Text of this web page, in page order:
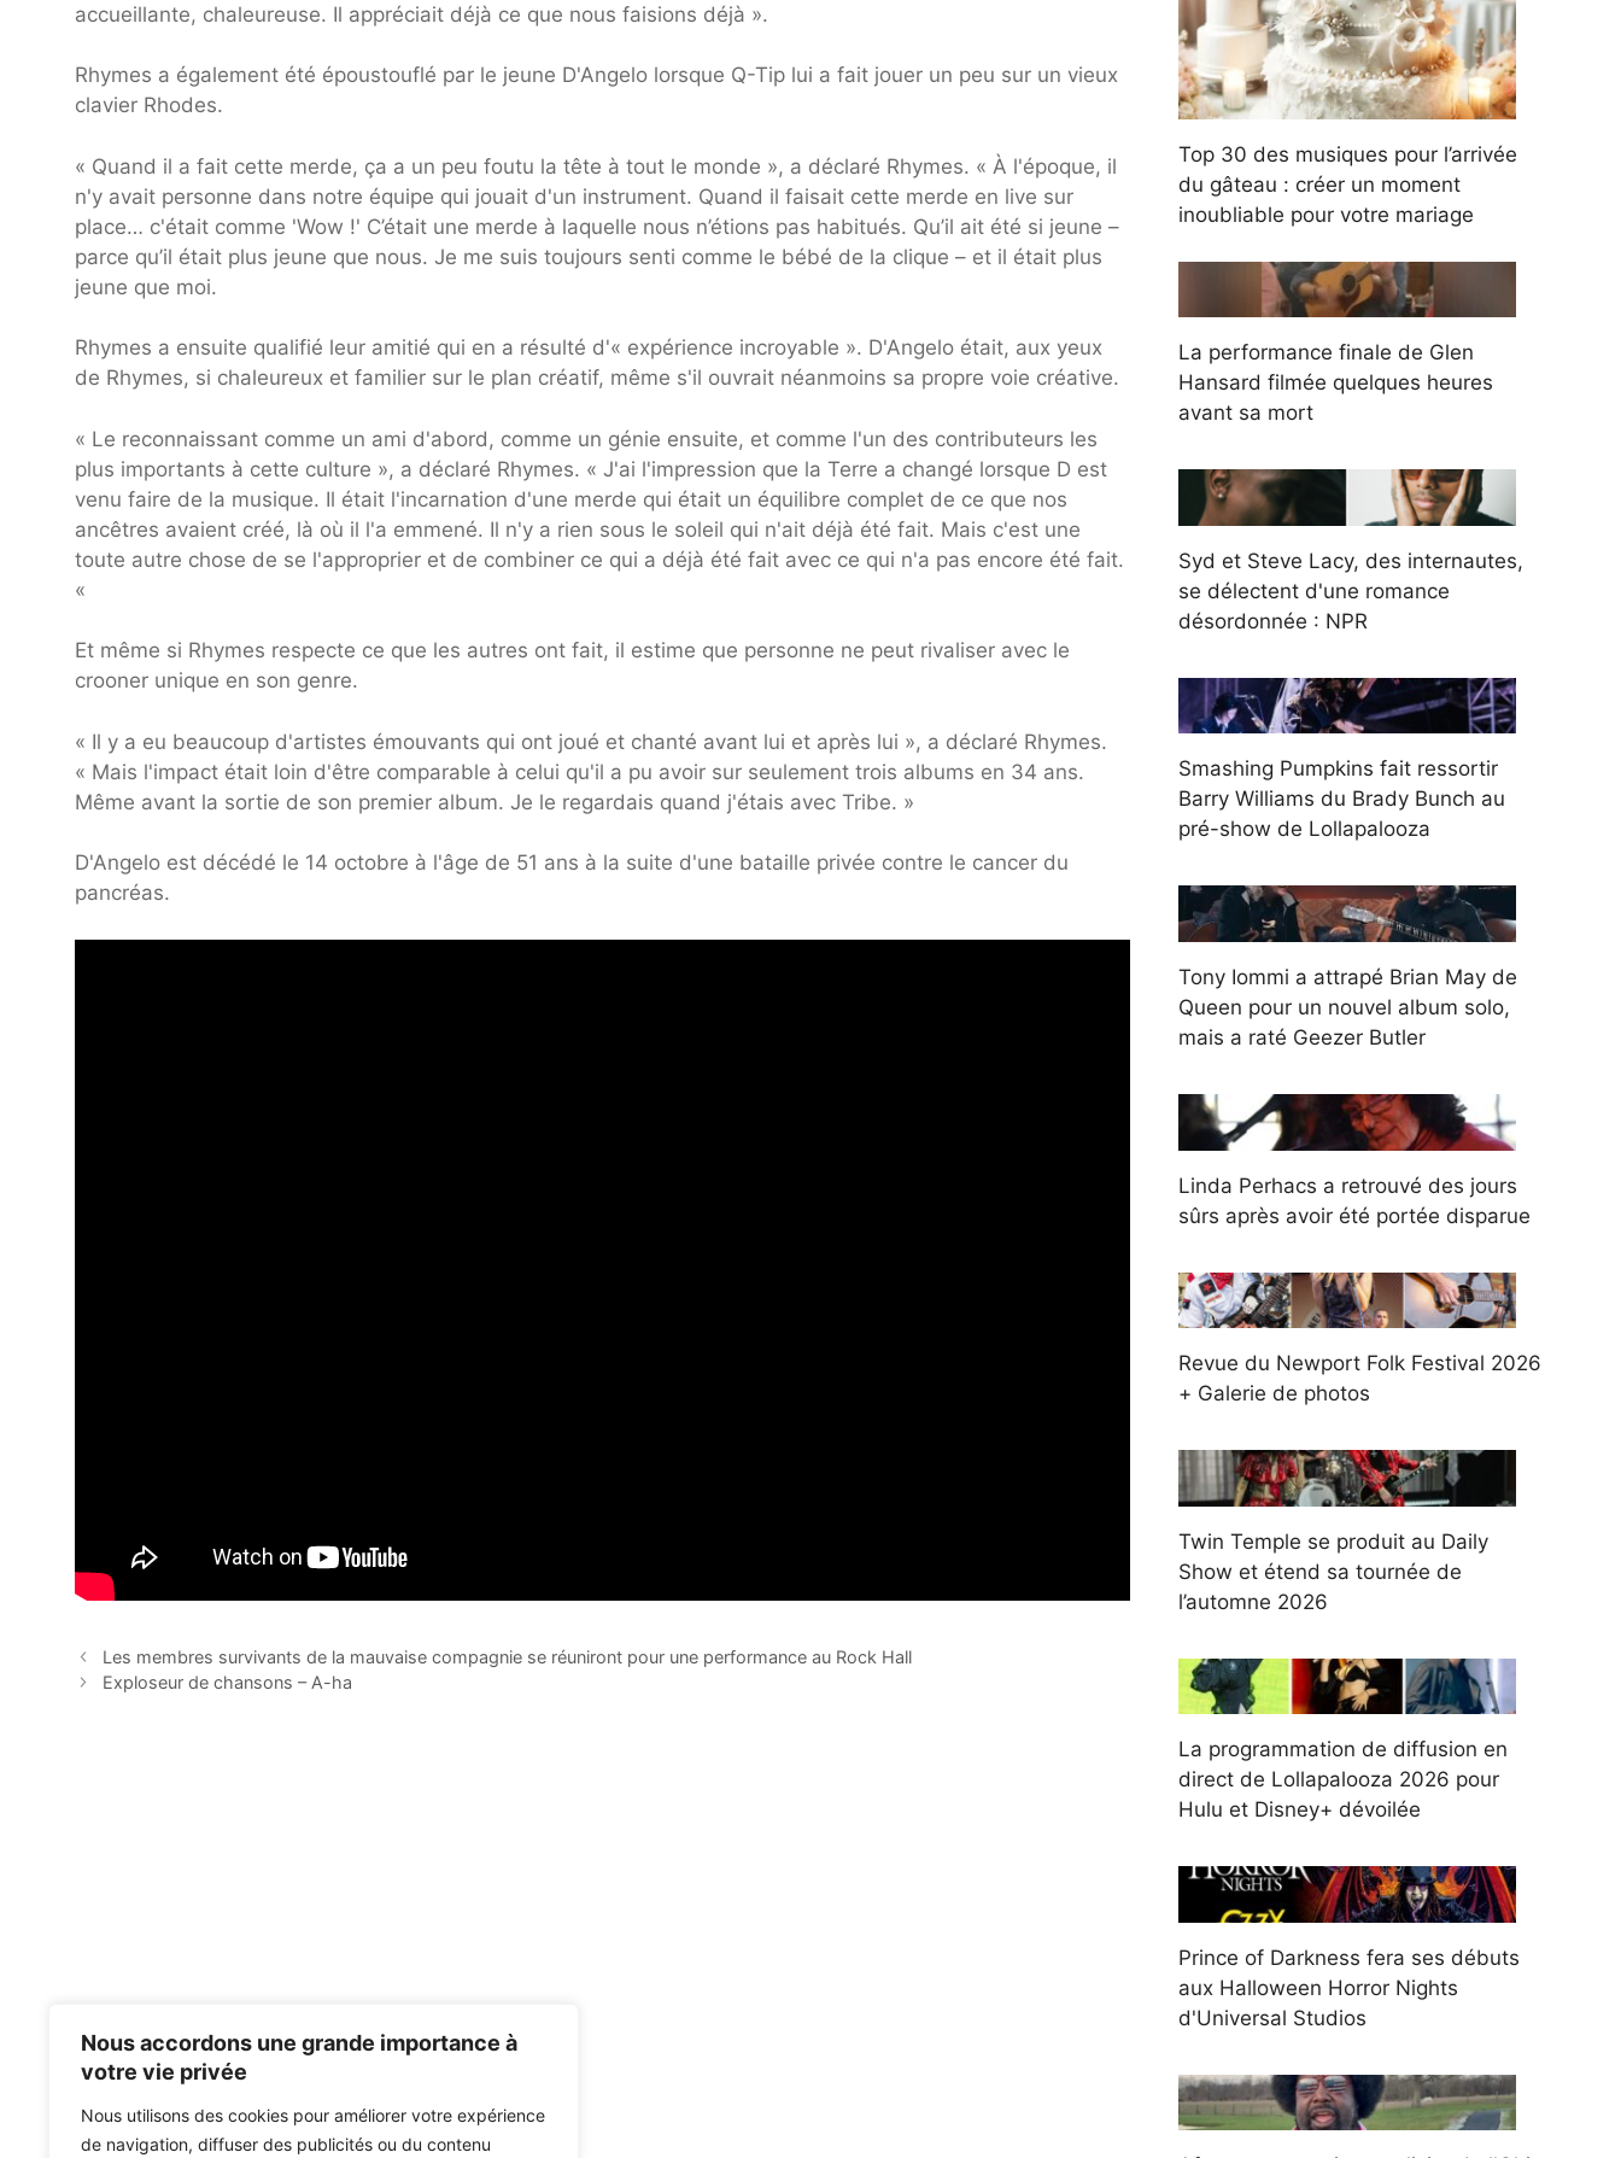
Nous accordons une grande importance à
votre vie privée
Nous utilisons des cookies pour améliorer votre expérience
de navigation, diffuser des publicités ou du contenu
accueillante, chaleureuse. Il appréciait déjà ce que nous faisions déjà ».
Rhymes a également été époustouflé par le jeune D'Angelo lorsque Q-Tip lui a fait jouer un peu sur un vieux
clavier Rhodes.
« Quand il a fait cette merde, ça a un peu foutu la tête à tout le monde », a déclaré Rhymes. « À l'époque, il
n'y avait personne dans notre équipe qui jouait d'un instrument. Quand il faisait cette merde en live sur
place… c'était comme 'Wow !' C’était une merde à laquelle nous n’étions pas habitués. Qu’il ait été si jeune –
parce qu’il était plus jeune que nous. Je me suis toujours senti comme le bébé de la clique – et il était plus
jeune que moi.
Rhymes a ensuite qualifié leur amitié qui en a résulté d'« expérience incroyable ». D'Angelo était, aux yeux
de Rhymes, si chaleureux et familier sur le plan créatif, même s'il ouvrait néanmoins sa propre voie créative.
« Le reconnaissant comme un ami d'abord, comme un génie ensuite, et comme l'un des contributeurs les
plus importants à cette culture », a déclaré Rhymes. « J'ai l'impression que la Terre a changé lorsque D est
venu faire de la musique. Il était l'incarnation d'une merde qui était un équilibre complet de ce que nos
ancêtres avaient créé, là où il l'a emmené. Il n'y a rien sous le soleil qui n'ait déjà été fait. Mais c'est une
toute autre chose de se l'approprier et de combiner ce qui a déjà été fait avec ce qui n'a pas encore été fait.
«
Et même si Rhymes respecte ce que les autres ont fait, il estime que personne ne peut rivaliser avec le
crooner unique en son genre.
« Il y a eu beaucoup d'artistes émouvants qui ont joué et chanté avant lui et après lui », a déclaré Rhymes.
« Mais l'impact était loin d'être comparable à celui qu'il a pu avoir sur seulement trois albums en 34 ans.
Même avant la sortie de son premier album. Je le regardais quand j'étais avec Tribe. »
D'Angelo est décédé le 14 octobre à l'âge de 51 ans à la suite d'une bataille privée contre le cancer du
pancréas.
Les membres survivants de la mauvaise compagnie se réuniront pour une performance au Rock Hall
Exploseur de chansons – A-ha
Top 30 des musiques pour l’arrivée
du gâteau : créer un moment
inoubliable pour votre mariage
La performance finale de Glen
Hansard filmée quelques heures
avant sa mort
Syd et Steve Lacy, des internautes,
se délectent d'une romance
désordonnée : NPR
Smashing Pumpkins fait ressortir
Barry Williams du Brady Bunch au
pré-show de Lollapalooza
Tony Iommi a attrapé Brian May de
Queen pour un nouvel album solo,
mais a raté Geezer Butler
Linda Perhacs a retrouvé des jours
sûrs après avoir été portée disparue
Revue du Newport Folk Festival 2026
+ Galerie de photos
Twin Temple se produit au Daily
Show et étend sa tournée de
l’automne 2026
La programmation de diffusion en
direct de Lollapalooza 2026 pour
Hulu et Disney+ dévoilée
Prince of Darkness fera ses débuts
aux Halloween Horror Nights
d'Universal Studios